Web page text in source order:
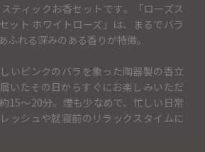
ティックお香セットです。「ローズス
ット ホワイトローズ」は、まるでバラ
ふれる深みのある香りが特徴。
いピンクのバラを象った陶器製の香立
いたその日からすぐにお楽しみいただ
15～20分。煙も少なめで、忙しい日常
ッシュや就寝前のリラックスタイムに